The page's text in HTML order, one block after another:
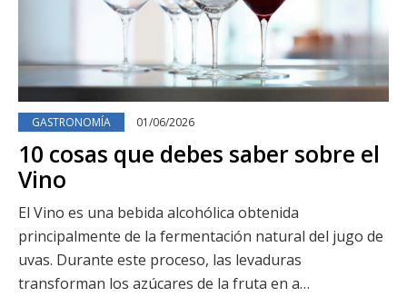
GASTRONOMÍA 01/06/2026
10 cosas que debes saber sobre el
Vino
El Vino es una bebida alcohólica obtenida
principalmente de la fermentación natural del jugo de
uvas. Durante este proceso, las levaduras
transforman los azúcares de la fruta en a…